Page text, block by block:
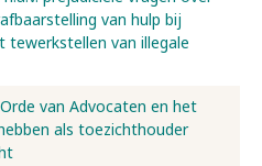
van hulp bij
tewerkstellen van illegale
van Advocaten en het
als toezichthouder